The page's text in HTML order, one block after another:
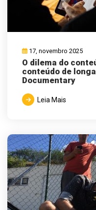
17, novembro 2025
O dilema do
conteúdo de
Documentary
Leia Mais